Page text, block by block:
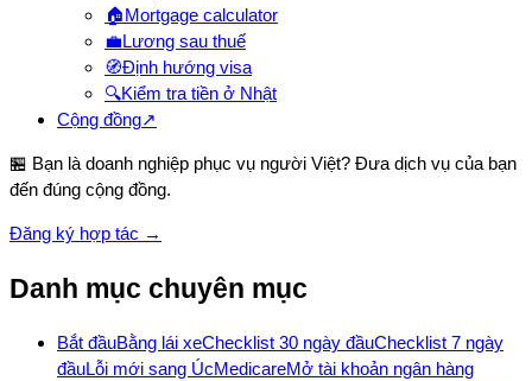
🏠Mortgage calculator
💼Lương sau thuế
🧭Định hướng visa
🔍Kiểm tra tiền ở Nhật
Cộng đồng↗
🏪 Bạn là doanh nghiệp phục vụ người Việt? Đưa dịch vụ của bạn
đến đúng cộng đồng.
Đăng ký hợp tác →
Danh mục chuyên mục
Bắt đầuBằng lái xeChecklist 30 ngày đầuChecklist 7 ngày
đầuLỗi mới sang ÚcMedicareMở tài khoản ngân hàng